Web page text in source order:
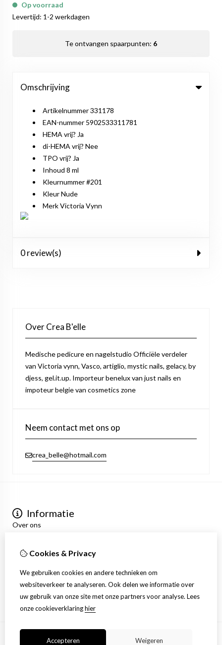
Op voorraad
Levertijd: 1-2 werkdagen
Te ontvangen spaarpunten: 6
Omschrijving
Artikelnummer 331178
EAN-nummer 5902533311781
HEMA vrij? Ja
di-HEMA vrij? Nee
TPO vrij? Ja
Inhoud 8 ml
Kleurnummer #201
Kleur Nude
Merk Victoria Vynn
0 review(s)
Over Crea B'elle
Medische pedicure en nagelstudio Officiële verdeler
van Victoria vynn, Vasco, artiglio, mystic nails, gelacy, by
djess, gel.it.up. Importeur benelux van just nails en
impoteur belgie van cosmetics zone
Neem contact met ons op
crea_belle@hotmail.com
Informatie
Over ons
Algemene voorwaarden
Mijn account
Inloggen
Bestelhistorie
Verlanglijst
Nieuwsbrief
Cookies & Privacy
We gebruiken cookies en andere technieken om
websiteverkeer te analyseren. Ook delen we informatie over
uw gebruik van onze site met onze partners voor analyse. Lees
onze cookieverklaringhier
Accepteren Weigeren